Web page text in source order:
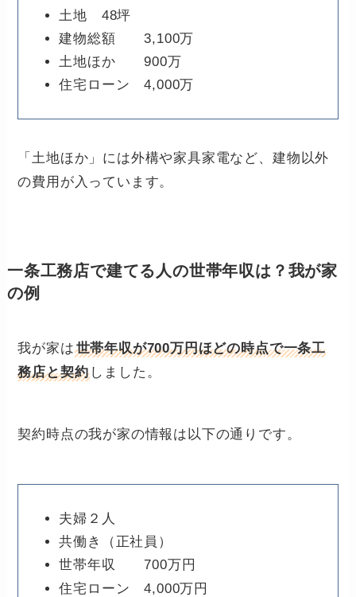
土地 48坪
建物総額 3,100万
土地ほか 900万
住宅ローン 4,000万
「土地ほか」には外構や家具家電など、建物以外
の費用が入っています。
一条工務店で建てる人の世帯年収は？我が家
の例
我が家は世帯年収が700万円ほどの時点で一条工
務店と契約 しました。
契約時点の我が家の情報は以下の通りです。
夫婦２人
共働き（正社員）
世帯年収 700万円
住宅ローン 4,000万円